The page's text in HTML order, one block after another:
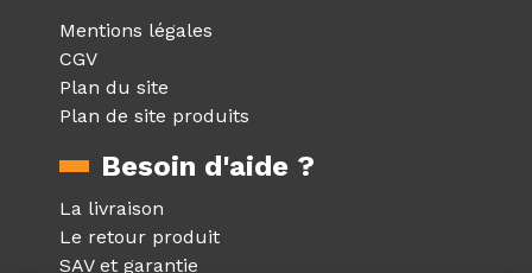
Mentions légales
CGV
Plan du site
Plan de site produits
Besoin d'aide ?
La livraison
Le retour produit
SAV et garantie